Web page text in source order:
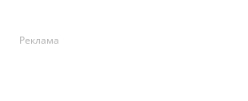
Реклама